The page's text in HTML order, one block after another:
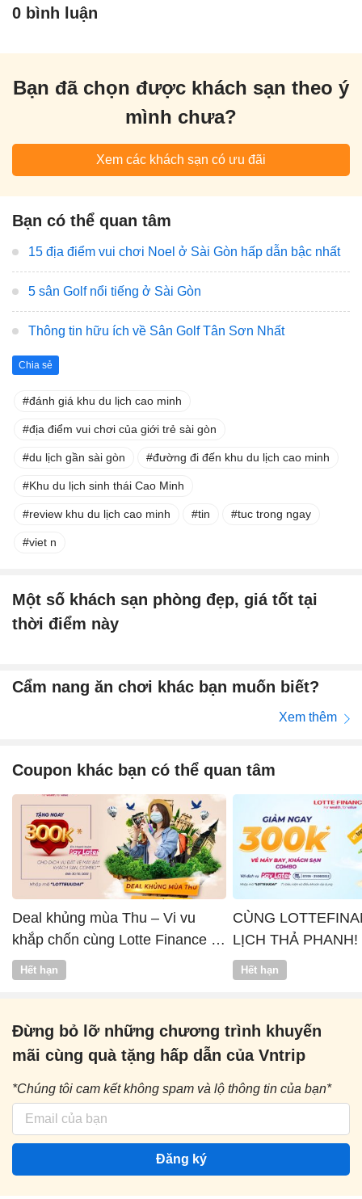
0 bình luận
Bạn đã chọn được khách sạn theo ý
mình chưa?
Xem các khách sạn có ưu đãi
Bạn có thể quan tâm
15 địa điểm vui chơi Noel ở Sài Gòn hấp dẫn bậc nhất
5 sân Golf nổi tiếng ở Sài Gòn
Thông tin hữu ích về Sân Golf Tân Sơn Nhất
Chia sẻ
đánh giá khu du lịch cao minh
địa điểm vui chơi của giới trẻ sài gòn
du lịch gần sài gòn đường đi đến khu du lịch cao minh
Khu du lịch sinh thái Cao Minh
review khu du lịch cao minh tin tuc trong ngay
viet n
Một số khách sạn phòng đẹp, giá tốt tại
thời điểm này
Cẩm nang ăn chơi khác bạn muốn biết?
Xem thêm
Coupon khác bạn có thể quan tâm
Deal khủng mùa Thu – Vi vu
khắp chốn cùng Lotte Finance x
Vntrip
Hết hạn
CÙNG
LỊCH THẢ PHANH!
Hết hạn
Đừng bỏ lỡ những chương trình khuyến
mãi cùng quà tặng hấp dẫn của Vntrip
*Chúng tôi cam kết không spam và lộ thông tin của bạn*
Đăng ký